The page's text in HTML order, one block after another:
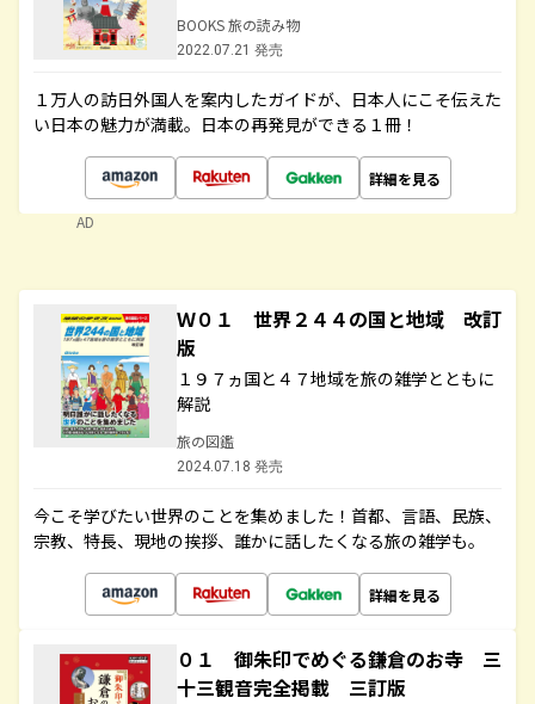
BOOKS 旅の読み物
2022.07.21 発売
１万人の訪日外国人を案内したガイドが、日本人にこそ伝えた
い日本の魅力が満載。日本の再発見ができる１冊！
詳細を見る
AD
Ｗ０１ 世界２４４の国と地域 改訂
版
１９７ヵ国と４７地域を旅の雑学とともに
解説
旅の図鑑
2024.07.18 発売
今こそ学びたい世界のことを集めました！首都、言語、民族、
宗教、特長、現地の挨拶、誰かに話したくなる旅の雑学も。
詳細を見る
０１ 御朱印でめぐる鎌倉のお寺 三
十三観音完全掲載 三訂版